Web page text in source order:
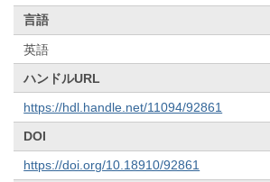
言語
英語
ハンドルURL
https://hdl.handle.net/11094/92861
DOI
https://doi.org/10.18910/92861